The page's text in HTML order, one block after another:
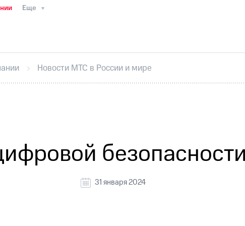
Еще
ИнтервьюФинансовая отчетностьКонтакты
секретарьРаскрытие информации
кабинет акционераАкционерный капитал
Новости МТС в России и мире
31 января 2024